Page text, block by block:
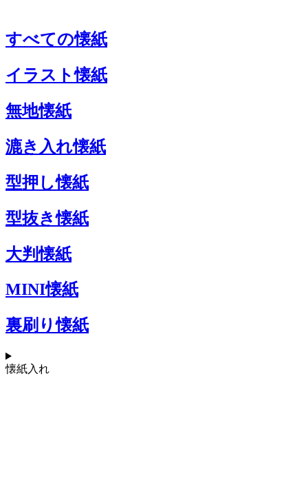
すべての懐紙
イラスト懐紙
無地懐紙
漉き入れ懐紙
型押し懐紙
型抜き懐紙
大判懐紙
MINI懐紙
裏刷り懐紙
懐紙入れ